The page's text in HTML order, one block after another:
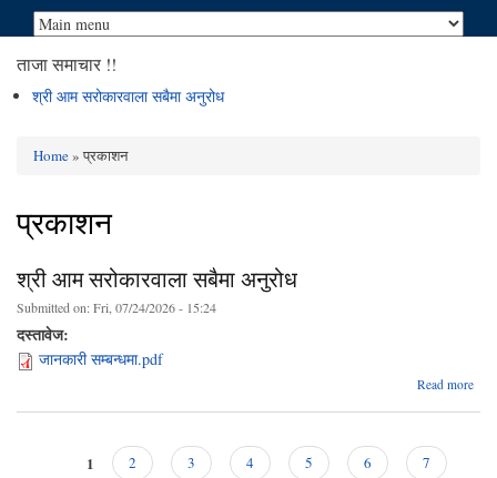
ताजा समाचार !!
श्री आम सरोकारवाला सबैमा अनुरोध
You are here
Home» प्रकाशन
प्रकाशन
श्री आम सरोकारवाला सबैमा अनुरोध
Submitted on:Fri, 07/24/2026 - 15:24
दस्तावेज:
जानकारी सम्बन्धमा.pdf
Read more
1 2 3 4 5 6
7